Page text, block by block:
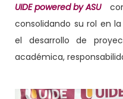
UIDE powered by ASUcon
consolidando su rol en
el desarrollo de
académica,